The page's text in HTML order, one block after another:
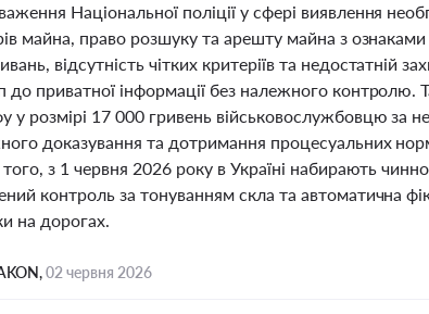
Національної поліції у сфері виявлення
майна, право розшуку та арешту майна з
відсутність чітких критеріїв та недостатній
до приватної інформації без належного контролю.
у розмірі 17 000 гривень військовослужбовцю за
доказування та дотримання процесуальних
з 1 червня 2026 року в Україні набирають
контроль за тонуванням скла та автоматична
на дорогах.
02 червня 2026